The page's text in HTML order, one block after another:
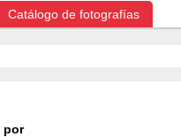
Catálogo de fotografías
por